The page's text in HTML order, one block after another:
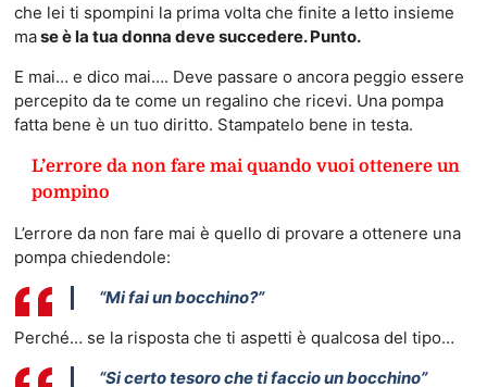
che lei ti spompini la prima volta che finite a letto insieme
mase è la tua donna deve succedere. Punto.
E mai… e dico mai…. Deve passare o ancora peggio essere
percepito da te come un regalino che ricevi. Una pompa
fatta bene è un tuo diritto. Stampatelo bene in testa.
L’errore da non fare mai quando vuoi ottenere un
pompino
L’errore da non fare mai è quello di provare a ottenere una
pompa chiedendole:
“Mi fai un bocchino?”
Perché… se la risposta che ti aspetti è qualcosa del tipo…
“Si certo tesoro che ti faccio un bocchino”